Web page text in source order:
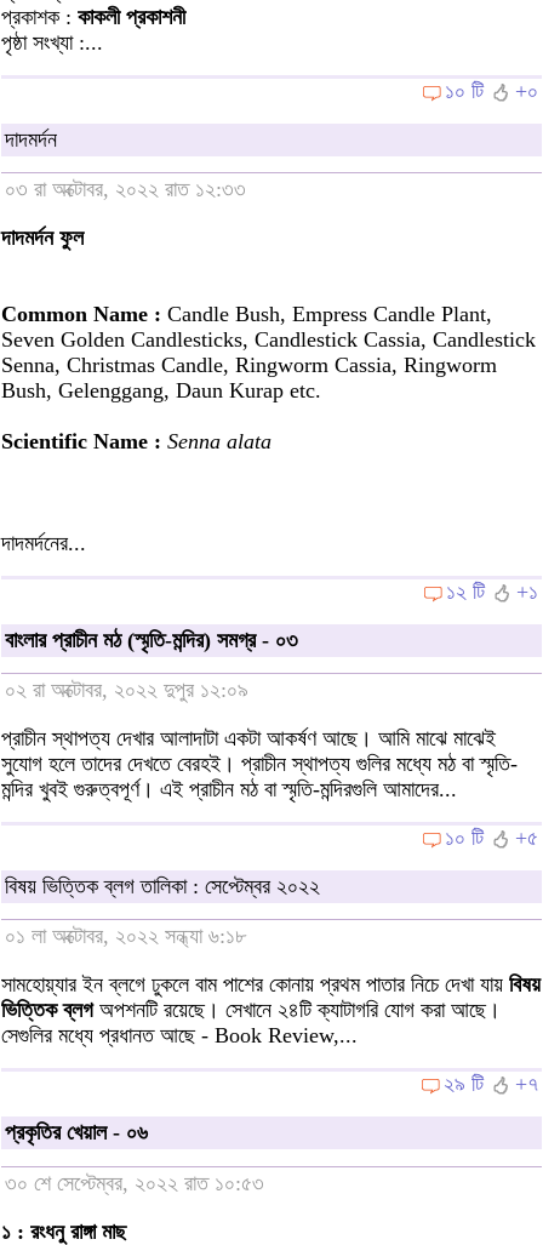
প্রকাশক : কাকলী প্রকাশনী
পৃষ্ঠা সংখ্যা :...
১০ টি
+০
দাদমর্দন
০৩ রা অক্টোবর, ২০২২ রাত ১২:৩৩
দাদমর্দন ফুল
Common Name : Candle Bush, Empress Candle Plant,
Seven Golden Candlesticks, Candlestick Cassia, Candlestick
Senna, Christmas Candle, Ringworm Cassia, Ringworm
Bush, Gelenggang, Daun Kurap etc.
Scientific Name : Senna alata
দাদমর্দনের...
১২ টি
+১
বাংলার প্রাচীন মঠ (স্মৃতি-মন্দির) সমগ্র - ০৩
০২ রা অক্টোবর, ২০২২ দুপুর ১২:০৯
প্রাচীন স্থাপত্য দেখার আলাদাটা একটা আকর্ষণ আছে। আমি মাঝে মাঝেই
সুযোগ হলে তাদের দেখতে বেরহই। প্রাচীন স্থাপত্য গুলির মধ্যে মঠ বা স্মৃতি-
মন্দির খুবই গুরুত্বপূর্ণ। এই প্রাচীন মঠ বা স্মৃতি-মন্দিরগুলি আমাদের...
১০ টি
+৫
বিষয় ভিত্তিক ব্লগ তালিকা : সেপ্টেম্বর ২০২২
০১ লা অক্টোবর, ২০২২ সন্ধ্যা ৬:১৮
সামহোয়্যার ইন ব্লগে ঢুকলে বাম পাশের কোনায় প্রথম পাতার নিচে দেখা যায় বিষয়
ভিত্তিক ব্লগঅপশনটি রয়েছে। সেখানে ২৪টি ক্যাটাগরি যোগ করা আছে।
সেগুলির মধ্যে প্রধানত আছে - Book Review,...
২৯ টি
+৭
প্রকৃতির খেয়াল - ০৬
৩০ শে সেপ্টেম্বর, ২০২২ রাত ১০:৫৩
১ : রংধনু রাঙ্গা মাছ